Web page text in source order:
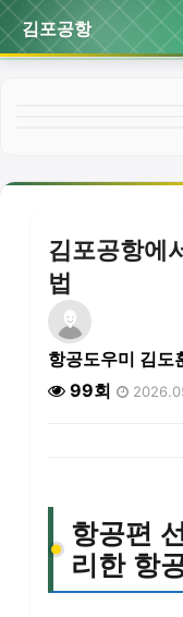
김포공항
김포공항에
법
항공도우미 김도
99회
항공편
리한 항